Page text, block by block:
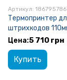
Артикул:
Термопринтер
штрихкодов
5 710 грн
Купить